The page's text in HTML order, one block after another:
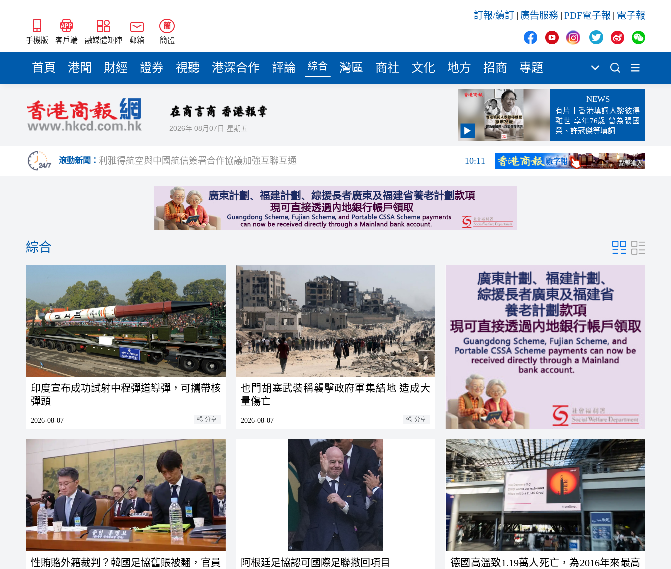
手機版 客戶端 融媒體矩陣 郵箱
簡
簡體
訂報/續訂 廣告服務 PDF電子報 電子報
首頁 港聞 財經 證券 視聽 港深合作 評論 綜合 灣區 商社 文化 地方 招商 專題
2026年 08月07日 星期五
NEWS
有片丨香港填詞人黎彼得
離世 享年76歲 曾為張國
榮、許冠傑等填詞
滾動新聞：
10:13
利雅得航空與中國航信簽署合作協議加強互聯互通
10:11
紫金礦業：旗下相關銅礦不屬於剛果（金）禁止出口的產品 股價漲近2%
10:06
谷歌母公司發債籌250億美元 獲逾4倍認購
10:00
將軍澳反毒品行動 檢11萬元大麻
09:53
綜合
印度宣布成功試射中程彈道導彈，可攜帶核
彈頭
2026-08-07 分享
也門胡塞武裝稱襲擊政府軍集結地 造成大
量傷亡
2026-08-07 分享
性賄賂外籍裁判？韓國足協舊賬被翻，官員
阿根廷足協認可國際足聯撤回項目
德國高溫致1.19萬人死亡，為2016年來最高